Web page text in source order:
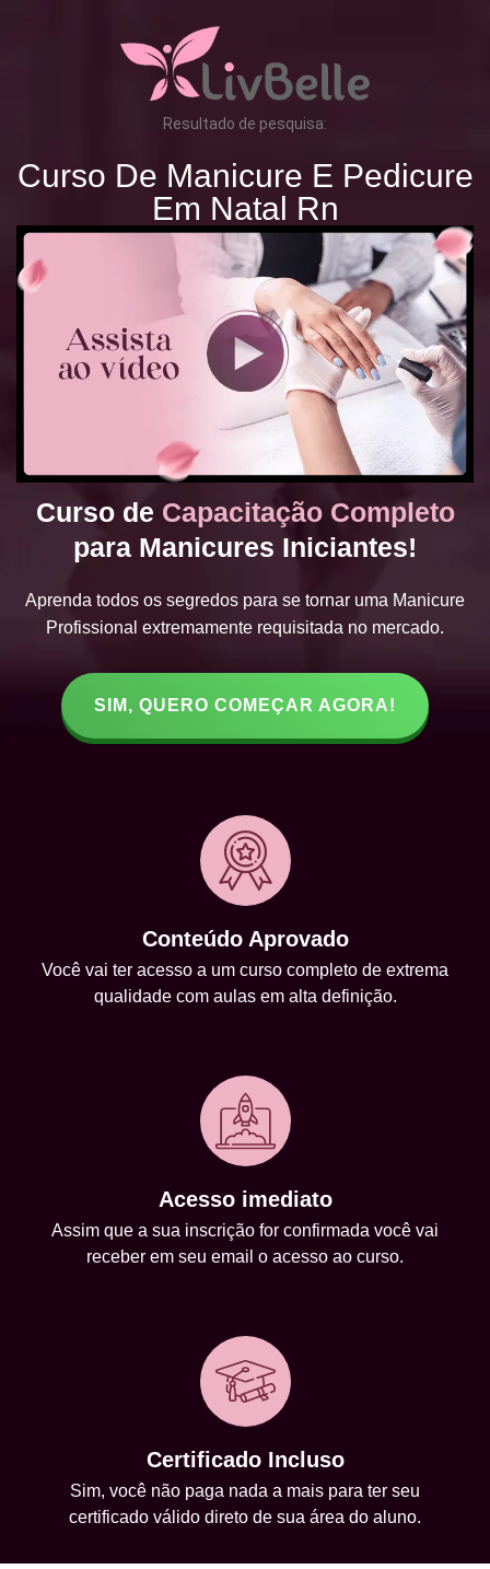
Resultado de pesquisa:
Curso De Manicure E Pedicure
Em Natal Rn
Curso de Capacitação Completo
para Manicures Iniciantes!
Aprenda todos os segredos para se tornar uma Manicure
Profissional extremamente requisitada no mercado.
SIM, QUERO COMEÇAR AGORA!
Conteúdo Aprovado
Você vai ter acesso a um curso completo de extrema
qualidade com aulas em alta definição.
Acesso imediato
Assim que a sua inscrição for confirmada você vai
receber em seu email o acesso ao curso.
Certificado Incluso
Sim, você não paga nada a mais para ter seu
certificado válido direto de sua área do aluno.